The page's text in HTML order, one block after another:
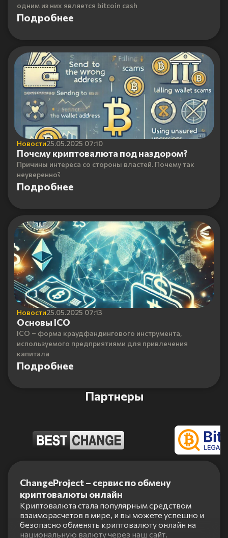
одним из них является bitcoin cash
Подробнее
Новости25.05.2025 07:10
Почему криптовалюта под наздором?
Причины интереса со стороны властей. Почему так
неуверенно?
Подробнее
Новости25.05.2025 07:13
Основы ICO
ICO – форма краудфандингового инструмента,
используемого предприятиями для привлечения
капитала
Подробнее
Партнеры
ChangeProject – сервис по обмену
криптовалюты онлайн
Криптовалюта стала популярным средством
взаиморасчетов в мире, и вы можете успешно и
безопасно обменять криптовалюту онлайн на
национальную валюту через наш сайт.